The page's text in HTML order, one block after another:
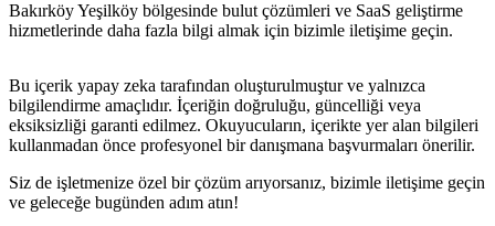
İletişim English
Bakırköy Yeşilköy bölgesinde bulut çözümleri ve SaaS geliştirme
hizmetlerinde daha fazla bilgi almak için bizimle iletişime geçin.
Bu içerik yapay zeka tarafından oluşturulmuştur ve yalnızca
bilgilendirme amaçlıdır. İçeriğin doğruluğu, güncelliği veya
eksiksizliği garanti edilmez. Okuyucuların, içerikte yer alan bilgileri
kullanmadan önce profesyonel bir danışmana başvurmaları önerilir.
Siz de işletmenize özel bir çözüm arıyorsanız, bizimle iletişime geçin
ve geleceğe bugünden adım atın!